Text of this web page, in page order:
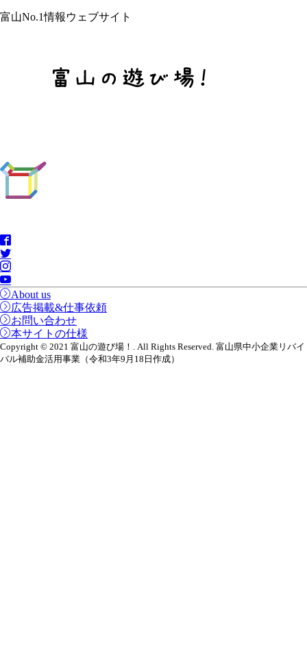
富山No.1情報ウェブサイト
About us
広告掲載&仕事依頼
お問い合わせ
本サイトの仕様
Copyright © 2021 富山の遊び場！. All Rights Reserved. 富山県中小企業リバイ
バル補助金活用事業（令和3年9月18日作成）